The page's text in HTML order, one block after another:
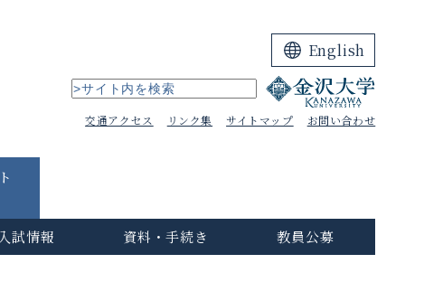
English
交通アクセス リンク集 サイトマップ お問い合わせ
入試情報 資料・手続き 教員公募